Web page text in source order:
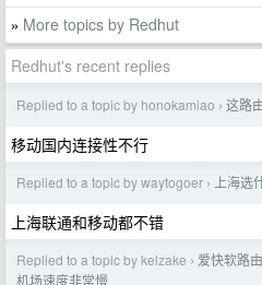
» More topics by Redhut
Redhut's recent replies
Replied to a topic by honokamiao › 这路
移动国内连接性不行
Replied to a topic by waytogoer › 上海选
上海联通和移动都不错
Replied to a topic by kelzake › 爱快软路
机场速度非常慢